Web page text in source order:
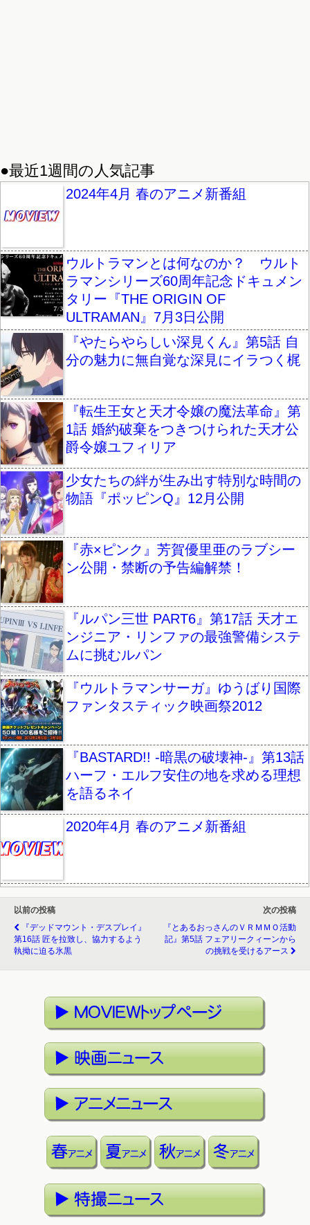
●最近1週間の人気記事
2024年4月 春のアニメ新番組
ウルトラマンとは何なのか？ ウルト
ラマンシリーズ60周年記念ドキュメン
タリー『THE ORIGIN OF
ULTRAMAN』7月3日公開
『やたらやらしい深見くん』第5話 自
分の魅力に無自覚な深見にイラつく梶
『転生王女と天才令嬢の魔法革命』第
1話 婚約破棄をつきつけられた天才公
爵令嬢ユフィリア
少女たちの絆が生み出す特別な時間の
物語『ポッピンQ』12月公開
『赤×ピンク』芳賀優里亜のラブシー
ン公開・禁断の予告編解禁！
『ルパン三世 PART6』第17話 天才エ
ンジニア・リンファの最強警備システ
ムに挑むルパン
『ウルトラマンサーガ』ゆうばり国際
ファンタスティック映画祭2012
『BASTARD!! -暗黒の破壊神-』第13話
ハーフ・エルフ安住の地を求める理想
を語るネイ
2020年4月 春のアニメ新番組
以前の投稿
『デッドマウント・デスプレイ』
第16話 匠を拉致し、協力するよう
執拗に迫る氷黒
次の投稿
『とあるおっさんのＶＲＭＭＯ活動
記』第5話 フェアリークィーンから
の挑戦を受けるアース